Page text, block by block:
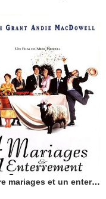
Quatre mariages et un enterrement